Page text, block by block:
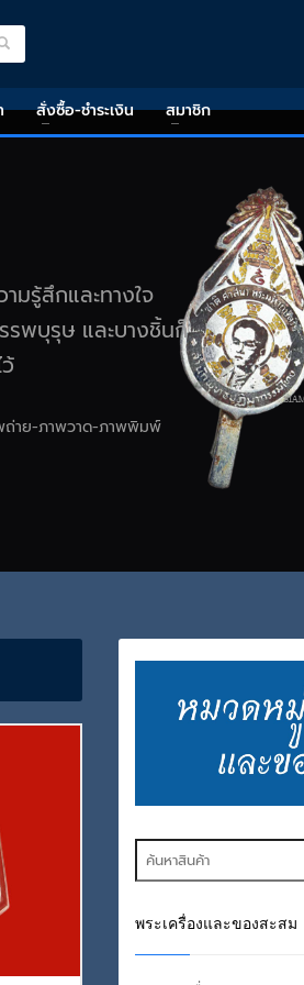
สั่งซื้อ-ชำระเงิน สมาชิก
รู้สึกและทางใจ
รพบุรุษ และบางชิ้นก็
ถ่าย-ภาพวาด-ภาพพิมพ์
พระเครื่องและของสะสม